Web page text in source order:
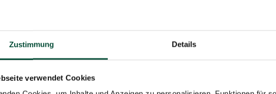
Zustimmung Details
verwendet Cookies
Strings Special Edition 20 / 32m RGB-AWW 250/400 LED für den Christbaum
Diese Beleuchtung kombiniert beide Beleuchtungsarten, so bleibt es dem
dem Markt
auch iOS)
Effekte
Twinkly-App